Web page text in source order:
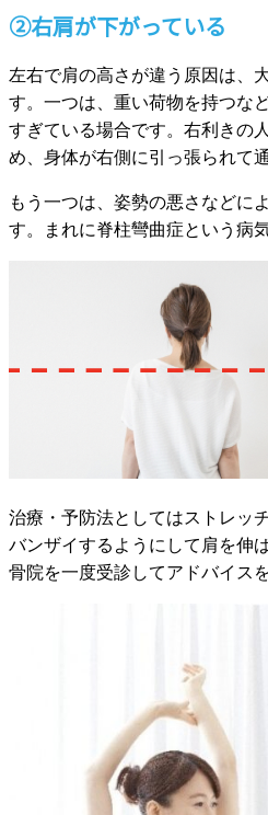
②右肩が下がっている
左右で肩の高さが違う原因は、
す。一つは、重い荷物を持つな
すぎている場合です。右利きの
め、身体が右側に引っ張られて
もう一つは、姿勢の悪さなどに
す。まれに脊柱彎曲症という病
治療・予防法としてはストレッ
バンザイするようにして肩を伸
骨院を一度受診してアドバイス